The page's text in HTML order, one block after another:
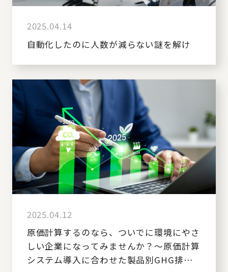
2025.04.14
自動化したのに人数が減らない謎を解け
2025.04.12
原価計算するのなら、ついでに環境にやさ
しい企業になってみませんか？～原価計算
システム導入に合わせた製品別GHG排出